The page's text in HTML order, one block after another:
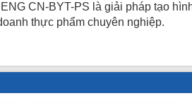
CN-BYT-PS là giải pháp tạo
thực phẩm chuyên nghiệp.